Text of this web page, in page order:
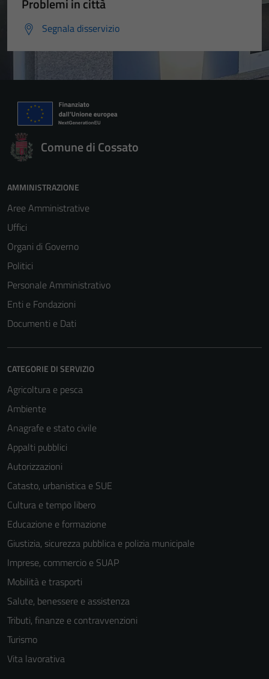
Segnala disservizio
Comune di Cossato
AMMINISTRAZIONE
Aree Amministrative
Uffici
Organi di Governo
Politici
Personale Amministrativo
Enti e Fondazioni
Documenti e Dati
CATEGORIE DI SERVIZIO
Agricoltura e pesca
Ambiente
Anagrafe e stato civile
Appalti pubblici
Autorizzazioni
Catasto, urbanistica e SUE
Cultura e tempo libero
Educazione e formazione
Giustizia, sicurezza pubblica e polizia municipale
Imprese, commercio e SUAP
Mobilità e trasporti
Salute, benessere e assistenza
Tributi, finanze e contravvenzioni
Turismo
Vita lavorativa